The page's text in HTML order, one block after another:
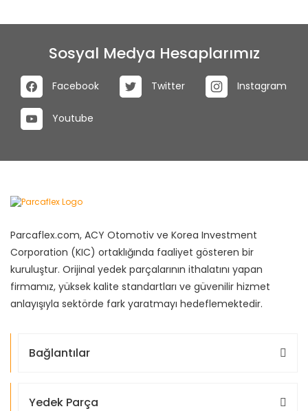
Sosyal Medya Hesaplarımız
Facebook Twitter Instagram
Youtube
Parcaflex.com, ACY Otomotiv ve Korea Investment
Corporation (KIC) ortaklığında faaliyet gösteren bir
kuruluştur. Orijinal yedek parçalarının ithalatını yapan
firmamız, yüksek kalite standartları ve güvenilir hizmet
anlayışıyla sektörde fark yaratmayı hedeflemektedir.
Bağlantılar
Yedek Parça